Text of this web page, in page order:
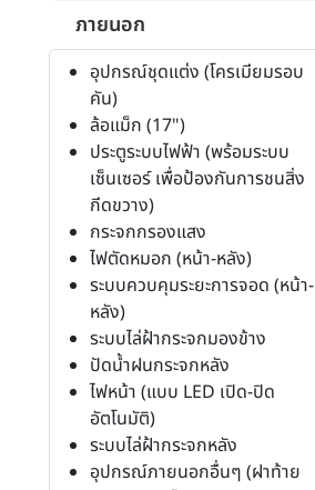
ภายนอก
อุปกรณ์ชุดแต่ง (โครเมียมรอบ
คัน)
ล้อแม็ก (17")
ประตูระบบไฟฟ้า (พร้อมระบบ
เซ็นเซอร์ เพื่อป้องกันการชนสิ่ง
กีดขวาง)
กระจกกรองแสง
ไฟตัดหมอก (หน้า-หลัง)
ระบบควบคุมระยะการจอด (หน้า-
หลัง)
ระบบไล่ฝ้ากระจกมองข้าง
ปัดน้ำฝนกระจกหลัง
ไฟหน้า (แบบ LED เปิด-ปิด
อัตโนมัติ)
ระบบไล่ฝ้ากระจกหลัง
อุปกรณ์ภายนอกอื่นๆ (ฝาท้าย